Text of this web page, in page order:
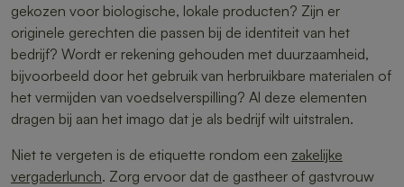
gekozen voor biologische, lokale producten? Zijn er
originele gerechten die passen bij de identiteit van het
bedrijf? Wordt er rekening gehouden met duurzaamheid,
bijvoorbeeld door het gebruik van herbruikbare materialen of
het vermijden van voedselverspilling? Al deze elementen
dragen bij aan het imago dat je als bedrijf wilt uitstralen.
Niet te vergeten is de etiquette rondom een zakelijke
vergaderlunch. Zorg ervoor dat de gastheer of gastvrouw